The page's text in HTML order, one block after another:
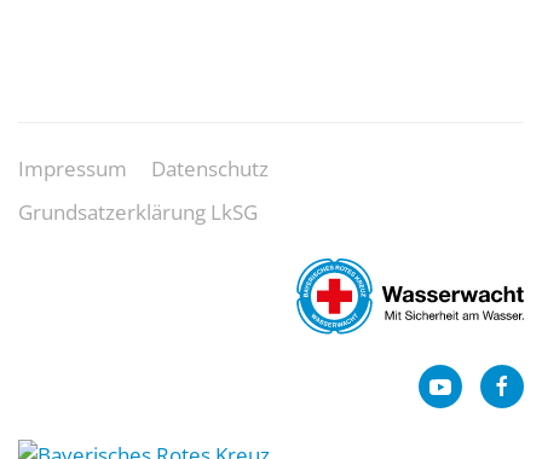
Impressum
Datenschutz
Grundsatzerklärung LkSG